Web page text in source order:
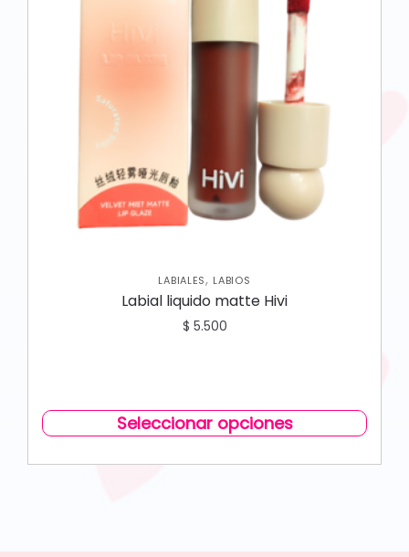
LABIALES, LABIOS
Labial liquido matte Hivi
$ 5.500
Seleccionar opciones